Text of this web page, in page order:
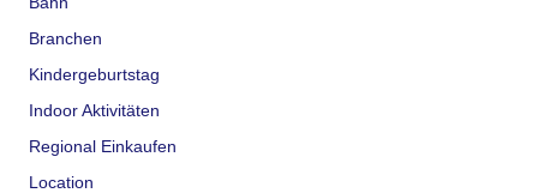
Branchen
Kindergeburtstag
Indoor Aktivitäten
Regional Einkaufen
Location